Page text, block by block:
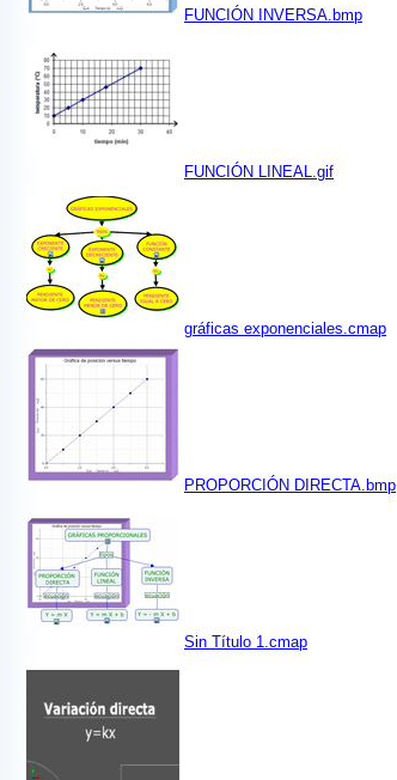
FUNCIÓN INVERSA.bmp
FUNCIÓN LINEAL.gif
gráficas exponenciales.cmap
PROPORCIÓN DIRECTA.bmp
Sin Título 1.cmap